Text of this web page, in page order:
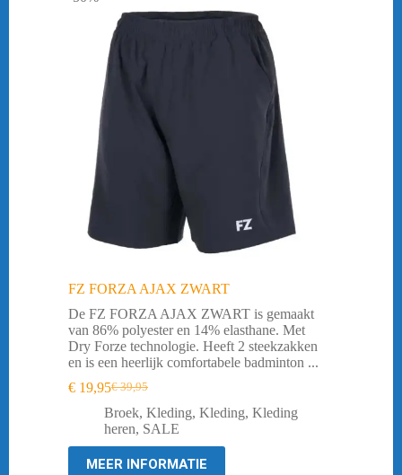
FZ FORZA AJAX ZWART
De FZ FORZA AJAX ZWART is gemaakt
van 86% polyester en 14% elasthane. Met
Dry Forze technologie. Heeft 2 steekzakken
en is een heerlijk comfortabele badminton ...
€39,95
Oorspronkelijke
prijs
was:
€ 19,95Huidige
prijs
is:
Broek, Kleding, Kleding, Kleding
heren, SALE
MEER INFORMATIE